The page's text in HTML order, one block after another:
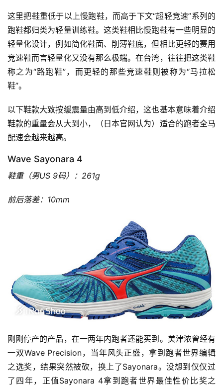
这里把鞋重低于以上慢跑鞋，而高于下文“超轻竞速”系列的
跑鞋都归类为轻量训练鞋。这类鞋相比慢跑鞋有一些明显的
轻量化设计，例如简化鞋面、削薄鞋底，但相比更轻的赛用
竞速鞋而言轻量化又没有那么极端。在台湾，往往把这类鞋
称之为“路跑鞋”，而更轻的那些竞速鞋则被称为“马拉松
鞋”。
以下鞋款大致按缓震量由高到低介绍，这也基本意味着介绍
鞋款的重量会从大到小，（日本官网认为）适合的跑者全马
配速会越来越高。
Wave Sayonara 4
鞋重（男US 9码）：261g
前后落差：10mm
刚刚停产的产品，在一两年内跑者还能买到。美津浓曾经有
一双Wave Precision，当年风头正盛，拿到跑者世界编辑
之选奖，结果突然被砍，换上了Sayonara。没想到仅仅过
了四年，正值Sayonara 4拿到跑者世界最佳性价比奖之